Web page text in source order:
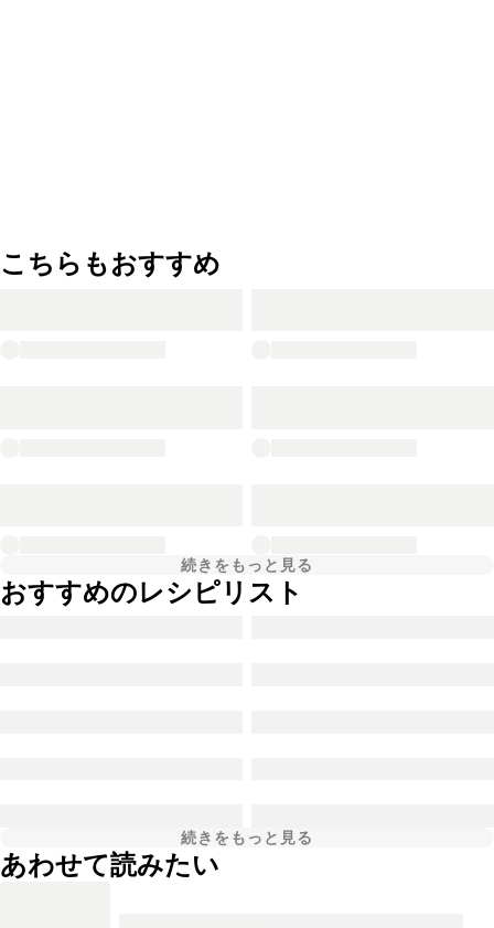
こちらもおすすめ
続きをもっと見る
おすすめのレシピリスト
続きをもっと見る
あわせて読みたい